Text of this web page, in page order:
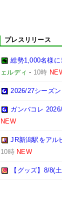
プレスリリース
総勢1,000名様
ェルディ - 10時
2026/27シーズ
ガンバコレ
NEW
JR新潟駅をアル
10時 NEW
【グッズ】8/8(